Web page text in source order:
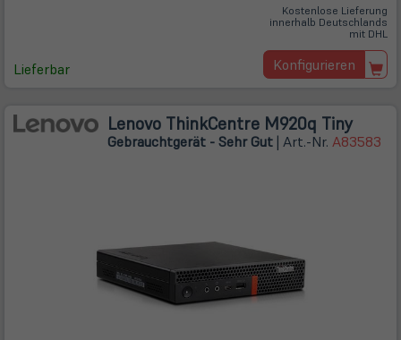
Lieferbar
Kostenlose Lieferung
innerhalb Deutschlands
mit DHL
Konfigurieren
Lenovo ThinkCentre M920q Tiny
Gebrauchtgerät - Sehr Gut | Art.-Nr. A83583